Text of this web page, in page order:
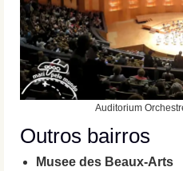
Auditorium
Outros bairros
Musee des Beaux-Arts